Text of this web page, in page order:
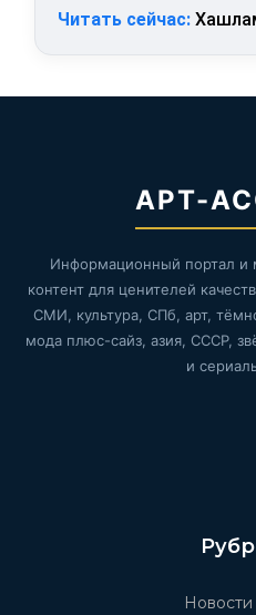
Читать сейчас:
АРТ-
Информационный портал и
контент для ценителей
СМИ, культура, СПб, арт,
мода плюс-сайз, азия, СССР,
и